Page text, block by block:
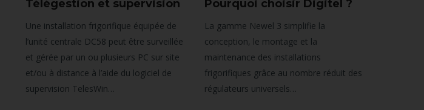
Télégestion et supervision
Une installation frigorifique équipée de
l’unité centrale DC58 peut être surveillée
et gérée par un ou plusieurs PC sur site
et/ou à distance à l’aide du logiciel de
supervision TelesWin…
Pourquoi choisir Digitel ?
La gamme Newel 3 simplifie la
conception, le montage et la
maintenance des installations
frigorifiques grâce au nombre réduit des
régulateurs universels…